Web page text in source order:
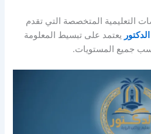
التعليمية المتخصصة التي تقدم
يعتمد على تبسيط المعلومة
جميع المستويات.